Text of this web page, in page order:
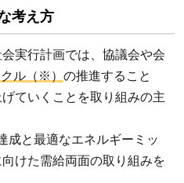
考え方
実行計画では、協議会や会
ル（※） の推進すること
ていくことを取り組みの主
成と最適なエネルギーミッ
けた需給両面の取り組みを